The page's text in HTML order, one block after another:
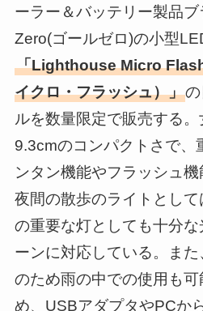
ーラー＆バッテリー製品
Zero(ゴールゼロ)の小型
「Lighthouse Micro
イクロ・フラッシュ）」
ルを数量限定で販売する
9.3cmのコンパクトさで、
ンタン機能やフラッシュ
夜間の散歩のライトとし
の重要な灯としても十分
ーンに対応している。ま
のため雨の中での使用も
め、USBアダプタやPCか